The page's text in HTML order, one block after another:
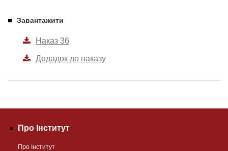
Завантажити
Наказ 36
Додадок до наказу
Про Інститут
Про Інститут